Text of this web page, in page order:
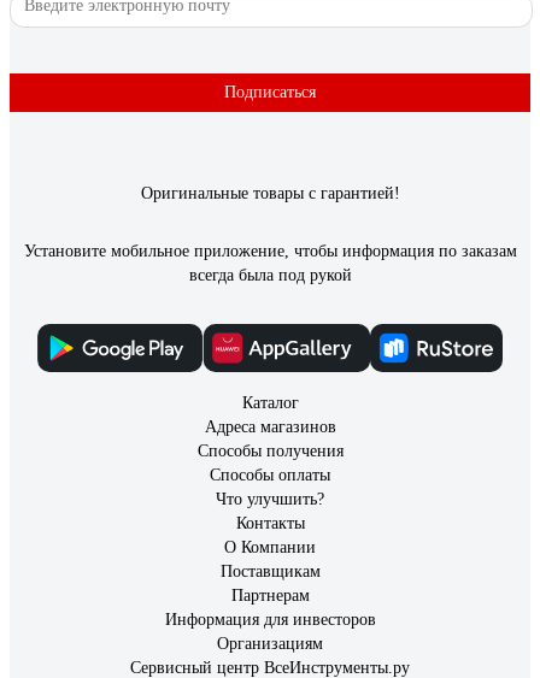
1 отзыв
к Minimir Home, через приложение можно посмотреть, кто у
движения - пишет, если кто-то просто прошёл мимо, удобно
для контроля. Монтаж простой, внешний вид стильный -
чёрный корпус смотрится аккуратно. В целом, надёжный
Подписаться
Оригинальные товары с гарантией!
Установите мобильное приложение, чтобы информация по заказам
всегда была под рукой
Каталог
Адреса магазинов
Способы получения
Способы оплаты
Что улучшить?
Контакты
О Компании
Поставщикам
Партнерам
Информация для инвесторов
Организациям
Сервисный центр ВсеИнструменты.ру